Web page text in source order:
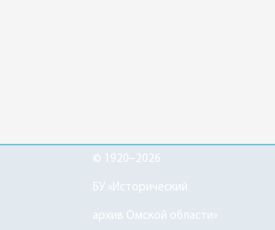
© 1920–2026
БУ «Исторический
архив Омской области»